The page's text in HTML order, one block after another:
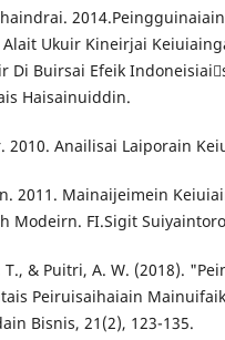
Ukuir Kineirjai
Di Buirsai Efeik
Haisainuiddin.
2010. Anailisai Laiporain
2011. Mainaijeimein
Modeirn. FI.Sigit
& Puitri, A. W. (2018).
Peiruisaihaiain
Bisnis, 21(2), 123-135.